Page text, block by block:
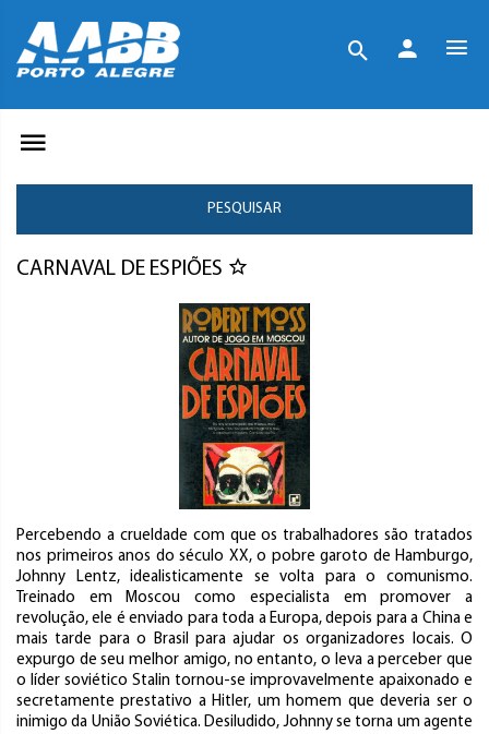
PESQUISAR
CARNAVAL DE ESPIÕES
Percebendo a crueldade com que os trabalhadores são tratados
nos primeiros anos do século XX, o pobre garoto de Hamburgo,
Johnny Lentz, idealisticamente se volta para o comunismo.
Treinado em Moscou como especialista em promover a
revolução, ele é enviado para toda a Europa, depois para a China e
mais tarde para o Brasil para ajudar os organizadores locais. O
expurgo de seu melhor amigo, no entanto, o leva a perceber que
o líder soviético Stalin tornou-se improvavelmente apaixonado e
secretamente prestativo a Hitler, um homem que deveria ser o
inimigo da União Soviética. Desiludido, Johnny se torna um agente